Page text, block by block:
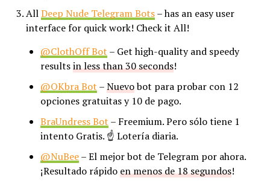
AllDeep Nude Telegram Bots– has an easy user
interface for quick work! Check it All!
@ClothOff Bot – Get high-quality and speedy
resultsin less than 30 seconds!
@OKbra Bot –Nuevobot para probar con 12
opciones gratuitas y 10 de pago.
BraUndress Bot – Freemium. Pero sólo tiene 1
intento Gratis. ☝ Lotería diaria.
@NuBee– El mejor bot de Telegram por ahora.
¡Resultado rápidoen menos de 18 segundos!